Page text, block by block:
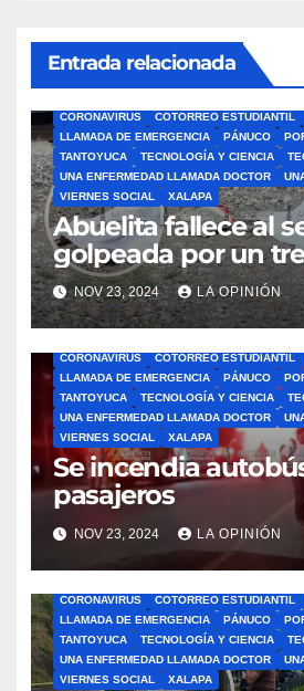
Entrada relacionada
CORONAVIRUS
COTORREO ESTUDIANTIL
LLAMADA DE EMERGENCIA
PÁNUCO
TANTOYUCA
TECNOLOGÍA Y CIENCIA
UNA ENFERMEDAD LLAMADA DOCTOR
VIERNES SOCIAL
XALAPA
Abuelita fallece al
golpeada por un
NOV 23, 2024 LA OPINIÓN
CORONAVIRUS
COTORREO ESTUDIANTIL
LLAMADA DE EMERGENCIA
PÁNUCO
TANTOYUCA
TECNOLOGÍA Y CIENCIA
UNA ENFERMEDAD LLAMADA DOCTOR
VIERNES SOCIAL
XALAPA
Se incendia
pasajeros
NOV 23, 2024 LA OPINIÓN
CORONAVIRUS
COTORREO ESTUDIANTIL
LLAMADA DE EMERGENCIA
PÁNUCO
TANTOYUCA
TECNOLOGÍA Y CIENCIA
UNA ENFERMEDAD LLAMADA DOCTOR
VIERNES SOCIAL
XALAPA